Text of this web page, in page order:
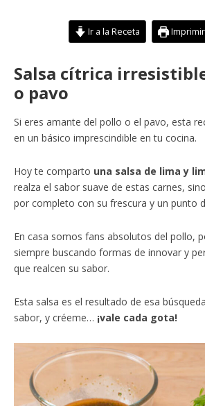
Ir a la Receta
Salsa cítrica
o pavo
Si eres amante del pollo o el pavo, esta
en un básico imprescindible en tu cocina.
Hoy te comparto una salsa de lima y
realza el sabor suave de estas carnes,
por completo con su frescura y un punto
En casa somos fans absolutos del pollo,
siempre buscando formas de innovar y
que realcen su sabor.
Esta salsa es el resultado de esa
sabor, y créeme… ¡vale cada gota!